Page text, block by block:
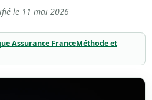
le 11 mai 2026
Assurance FranceMéthode et